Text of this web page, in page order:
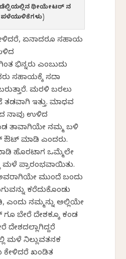
ಡೆಲ್ಫಿಯಲ್ಲಿನ ಥೀಯೇಟರ್ ನ
ಪಳೆಯುಳಿಕೆಗಳು)
ಏನಾದರೂ ಸಹಾಯ
ಭಿನ್ನರು ಎಂಬುದು
ಸಹಾಯಕ್ಕೆ ಸದಾ
ಮರಳಿ ಬರಲು
ಇತ್ತು. ಮಾಧವ
ನಾವು ಉಳಿದ
ತಾವಾಗಿಯೇ ನಮ್ಮ ಬಳಿ
ಔಟ್ ಮಾಡಿ ಎಂದರು.
ಹೊರಟಾಗ ಒಮ್ಮೆಲೇ
ಮಳೆ ಪ್ರಾರಂಭವಾಯಿತು.
ಮುಂದೆ ಬಂದು
ಕರೆದುಕೊಂಡು
ನಮ್ಮನ್ನು ಅಲ್ಲಿಯೇ
ಗೂ ಬೇರೆ ದೇಶಕ್ಕೂ ಕಂಡ
ದೇಶದಲ್ಲಾಗಿದ್ದರೆ
ಮಳೆ ನಿಲ್ಲುವತನಕ
ಕೇಳಿದರೆ ಖಂಡಿತ